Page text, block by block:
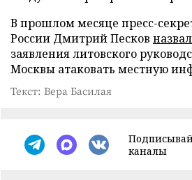
В прошлом месяце пресс-
России Дмитрий Песков назвал
заявления литовского
Москвы атаковать местную
Текст: Вера Басилая
каналы